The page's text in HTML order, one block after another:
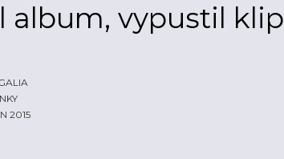
album, vypustil klip
2015